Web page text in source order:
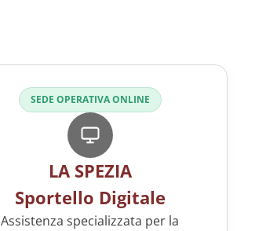
SEDE OPERATIVA ONLINE
LA SPEZIA
Sportello Digitale
Assistenza specializzata per la